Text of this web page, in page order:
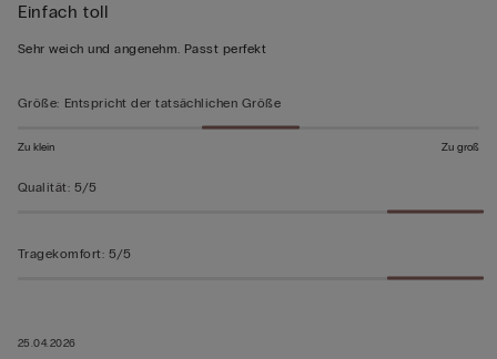
5
von
bewertet
25.04.2026
Einfach toll
Sehr weich und angenehm. Passt perfekt
Größe: Entspricht der tatsächlichen Größe
Zu klein Zu groß
Qualität: 5/5
Tragekomfort: 5/5